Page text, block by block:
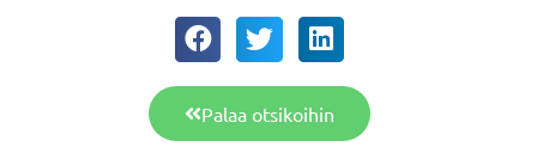
Palaa otsikoihin